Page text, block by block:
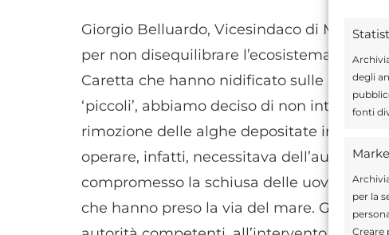
degli
fonti
per la
Creare
Giorgio Belluardo, Vicesindaco di Modica:
per non disequilibrare l’ecosistema
Caretta che hanno nidificato sulle nostre
‘piccoli’, abbiamo deciso di non
rimozione delle alghe depositate in riva al
operare, infatti, necessitava dell’ausilio di
compromesso la schiusa delle uova e
che hanno preso la via del mare. Già in